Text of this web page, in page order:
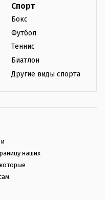
Спорт
Бокс
Футбол
Теннис
Биатлон
Другие виды спорта
наших